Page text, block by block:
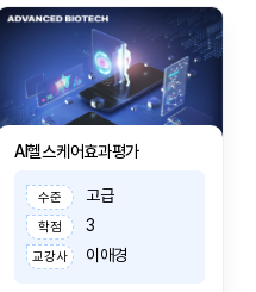
AI헬스케어효과평가
수준 고급
학점 3
교강사 이애경